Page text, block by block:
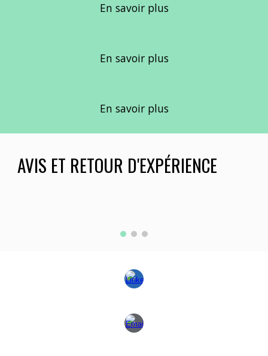
En savoir plus
En savoir plus
En savoir plus
AVIS ET RETOUR D'EXPÉRIENCE